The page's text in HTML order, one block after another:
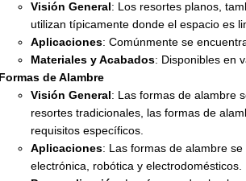
Visión General : Los resortes planos,
utilizan típicamente donde el espacio es
Aplicaciones: Comúnmente se
Materiales y Acabados: Disponibles en
Formas de Alambre
Visión General : Las formas de alambre
resortes tradicionales, las formas de
requisitos específicos.
Aplicaciones: Las formas de alambre
electrónica, robótica y electrodomésticos.